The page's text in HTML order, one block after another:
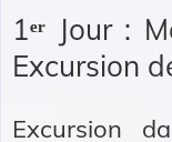
1ᵉʳ Jour :
Excursion
Excursion